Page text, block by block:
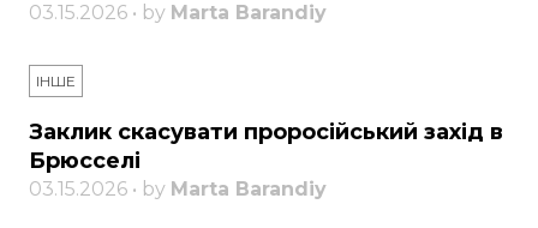
03.15.2026 • by Marta Barandiy
ІНШЕ
Заклик скасувати проросійський захід в
Брюсселі
03.15.2026 • by Marta Barandiy